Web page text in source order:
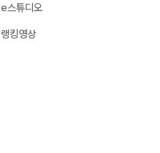
e스튜디오
랭킹영상